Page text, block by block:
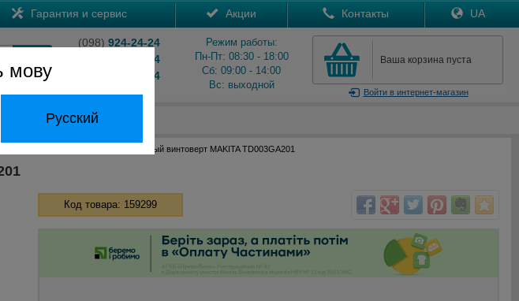
мову
Русский
Гарантия и сервис Акции Контакты UA
(098) 924-24-24
204-24-24
824-24-24
Режим работы:
Пн-Пт: 08:30 - 18:00
Сб: 09:00 - 14:00
Вс: выходной
Ваша корзина пуста
Войтив интернет-магазин
(068) 824-24-24
Аккумуляторный винтоверт MAKITA TD003GA201
Код товара: 159299